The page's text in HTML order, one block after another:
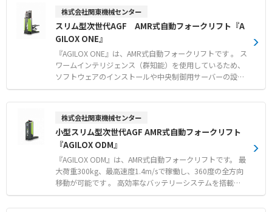
野幅などの細かな仕様から最適な1台を選べる豊富なライ
ンナップ 【用途・事例】 ●ワークの3次元形状スキャンお
よび各種寸法計測・外観検査 ●製造ラインにおけるリアル
タイムな3次元インライン検査 ●OK/NG判定結果のPLC出
力による検査工程の自動化
や通信量の性能が向上しました。 マルチホップ機能により
最大10kmまでの長距離通信に対応し、最大1024台の接続
が可能です。 用途に合わせて、通信量が向上する「2倍モ
ード」や、通信距離を延ばすことができる「1/2モード」
「1/4モード」などを選択できます。 極性がないため接続
が簡単で、トポロジーフリー配線によりHUBを設置せず機
器間だけで通信が行えます。 さらに、通信線を通じてDC2
も対応しています。 【特徴】 ●どのようなケーブルでも2
本の線でEthernetやRS485の通信ができる実用性 ●用途に
応じて通信量や通信距離を調整できるクアトロコア搭載の
新機能 ●前面配線が可能な省スペース設計と極性なし接続
による簡単な設置 【用途・事例】 ●工場や設備内の予備
線を活用したレトロフィットのセンサーや機器の迅速な後
株式会社関東機械センター
スリム型次世代AGF AMR式自動フォークリフト『A
GILOX ONE』
『AGILOX ONE』は、AMR式自動フォークリフトです 。 ス
ワームインテリジェンス（群知能）を使用しているため、
ソフトウェアのインストールや中央制御用サーバーの設置
は不要です 。 Wi-Fiと3相AC電源を準備するだけで、すぐ
運用を開始できる「Plug & Perform」を実現しています
準のセキュリティを確保しながらオープンインターフェー
スで柔軟に環境へ接続します 。 【特徴】 ●中央制御用サ
ーバー不要で即運用可能なスワームインテリジェンス（群
知能）搭載 ●狭い環境でも柔軟な搬送を実現する系統の全
方向性駆動システム ●3分の充電で1時間走行可能な高効
率バッテリー管理システム 【用途・事例】 ●オープンイ
ンターフェースを活用した既存のERPやWMSとの柔軟なデ
株式会社関東機械センター
小型スリム型次世代AGF AMR式自動フォークリフト
『AGILOX ODM』
『AGILOX ODM』は、AMR式自動フォークリフトです。 最
大荷重300kg、最高速度1.4m/sで稼働し、360度の全方向
移動が可能です 。 高効率なバッテリーシステムを搭載し
ており、わずか3分の充電で1時間走行することができます
。 Xスワームテクノロジーによる制御や、オープンインタ